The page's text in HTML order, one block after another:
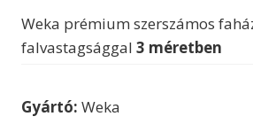
Weka prémium szerszámos
falvastagsággal 3 méretben
Gyártó: Weka